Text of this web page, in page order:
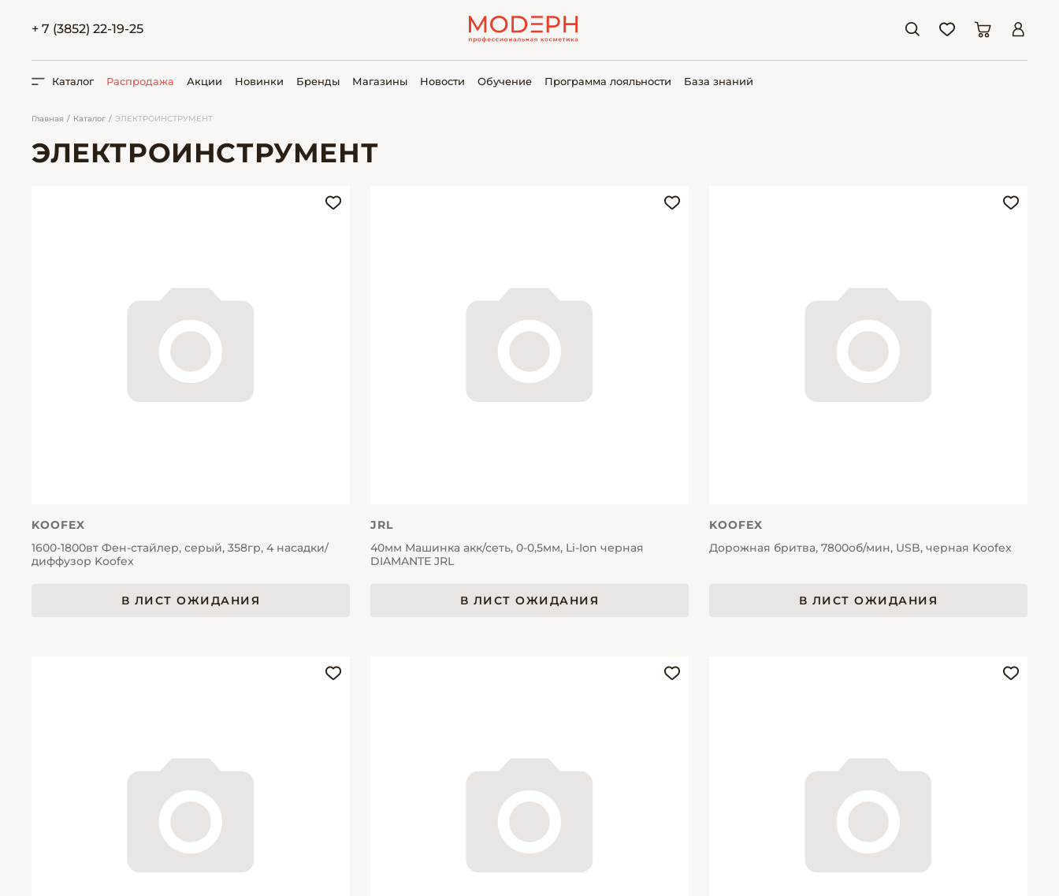
+ 7 (3852) 22-19-25
ПОИСК
Каталог Распродажа Акции Новинки Бренды Магазины Новости Обучение Программа лояльности База знаний
Главная Каталог ЭЛЕКТРОИНСТРУМЕНТ
ЭЛЕКТРОИНСТРУМЕНТ
KOOFEX
1600-1800вт Фен-стайлер, серый, 358гр, 4 насадки/
диффузор Koofex
В ЛИСТ ОЖИДАНИЯ
JRL
40мм Машинка акк/сеть, 0-0,5мм, Li-Ion черная
DIAMANTE JRL
В ЛИСТ ОЖИДАНИЯ
KOOFEX
Дорожная бритва, 7800об/мин, USB, черная Koofex
В ЛИСТ ОЖИДАНИЯ